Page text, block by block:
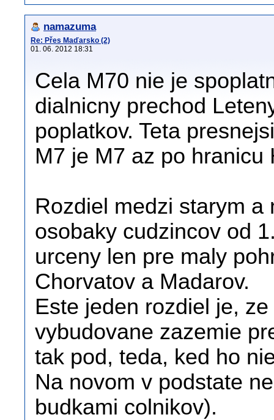
namazuma
Re: Přes Maďarsko (2)
01. 06. 2012 18:31
Cela M70 nie je
dialnicny prechod
poplatkov. Teta
M7 je M7 az po hranicu
Rozdiel medzi starym
osobaky cudzincov od
urceny len pre maly
Chorvatov a Madarov.
Este jeden rozdiel je,
vybudovane zazemie
tak pod, teda, ked ho
Na novom v podstate
budkami colnikov).